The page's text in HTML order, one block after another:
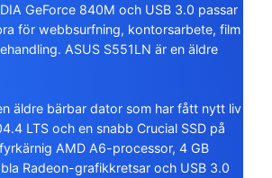
GeForce 840M och USB 3.0 passar
för webbsurfning, kontorsarbete, film
ASUS S551LN är en äldre
äldre bärbar dator som har fått nytt liv
LTS och en snabb Crucial SSD på
AMD A6-processor, 4 GB
Radeon-grafikkretsar och USB 3.0